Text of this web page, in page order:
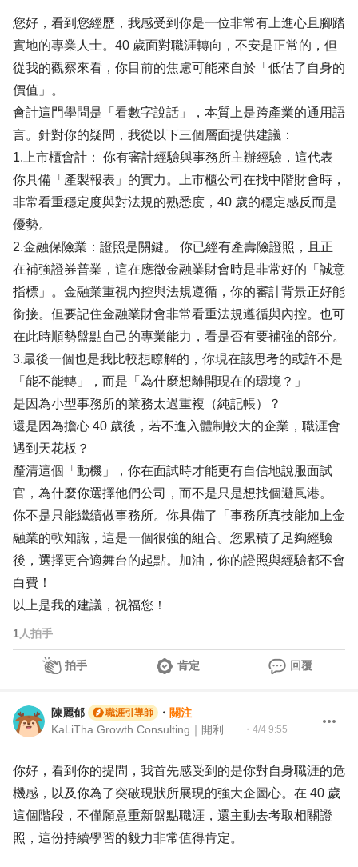
您好，看到您經歷，我感受到你是一位非常有上進心且腳踏
實地的專業人士。40 歲面對職涯轉向，不安是正常的，但
從我的觀察來看，你目前的焦慮可能來自於「低估了自身的
價值」。
​會計這門學問是「看數字說話」，本質上是跨產業的通用語
言。針對你的疑問，我從以下三個層面提供建議：
1.上市櫃會計： 你有審計經驗與事務所主辦經驗，這代表
你具備「產製報表」的實力。上市櫃公司在找中階財會時，
非常看重穩定度與對法規的熟悉度，40 歲的穩定感反而是
優勢。
2.​金融保險業：證照是關鍵。 你已經有產壽險證照，且正
在補強證券普業，這在應徵金融業財會時是非常好的「誠意
指標」。金融業重視內控與法規遵循，你的審計背景正好能
銜接。但要記住金融業財會非常看重法規遵循與內控。也可
在此時順勢盤點自己的專業能力，看是否有要補強的部分。
3.最後一個也是我比較想瞭解的，你現在該思考的或許不是
「能不能轉」，而是「為什麼想離開現在的環境？」
​是因為小型事務所的業務太過重複（純記帳）？
​還是因為擔心 40 歲後，若不進入體制較大的企業，職涯會
遇到天花板？
釐清這個「動機」，你在面試時才能更有自信地說服面試
官，為什麼你選擇他們公司，而不是只是想找個避風港。
你不是只能繼續做事務所。你具備了「事務所真技能加上金
融業的軟知識，這是一個很強的組合。您累積了足夠經驗
後，選擇更合適舞台的起點。加油，你的證照與經驗都不會
白費！
以上是我的建議，祝福您！
1 人拍手
拍手 肯定 回覆
陳麗郁 職涯引導師 ・ 關注
・ 4/4 9:55
你好，看到你的提問，我首先感受到的是你對自身職涯的危
機感，以及你為了突破現狀所展現的強大企圖心。在 40 歲
這個階段，不僅願意重新盤點職涯，還主動去考取相關證
照，這份持續學習的毅力非常值得肯定。